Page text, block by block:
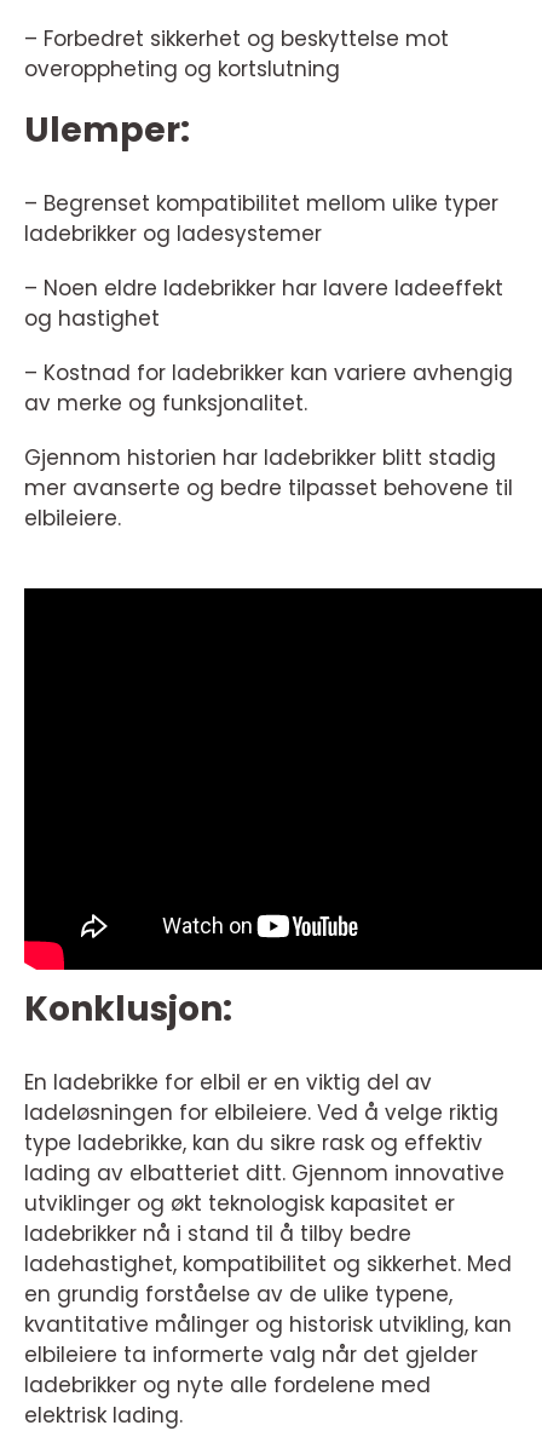
– Forbedret sikkerhet og beskyttelse mot
overoppheting og kortslutning
Ulemper:
– Begrenset kompatibilitet mellom ulike typer
ladebrikker og ladesystemer
– Noen eldre ladebrikker har lavere ladeeffekt
og hastighet
– Kostnad for ladebrikker kan variere avhengig
av merke og funksjonalitet.
Gjennom historien har ladebrikker blitt stadig
mer avanserte og bedre tilpasset behovene til
elbileiere.
Konklusjon:
En ladebrikke for elbil er en viktig del av
ladeløsningen for elbileiere. Ved å velge riktig
type ladebrikke, kan du sikre rask og effektiv
lading av elbatteriet ditt. Gjennom innovative
utviklinger og økt teknologisk kapasitet er
ladebrikker nå i stand til å tilby bedre
ladehastighet, kompatibilitet og sikkerhet. Med
en grundig forståelse av de ulike typene,
kvantitative målinger og historisk utvikling, kan
elbileiere ta informerte valg når det gjelder
ladebrikker og nyte alle fordelene med
elektrisk lading.